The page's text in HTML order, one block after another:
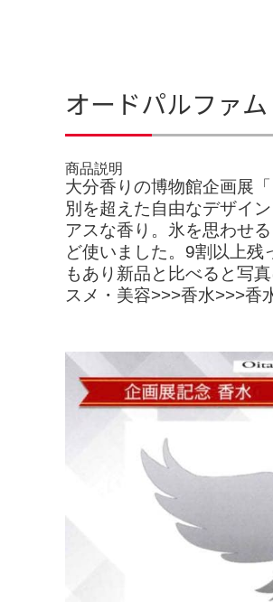
オードパルファ
商品説明
大分香りの博物館企画展
別を超えた自由なデザイ
アスな香り。氷を思わせ
ど使いました。9割以上
もあり新品と比べると写
スメ・美容>>>香水>>>香